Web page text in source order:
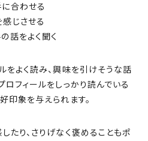
合わせる
じさせる
話をよく聞く
をよく読み、興味を引けそうな話
ロフィールをしっかり読んでいる
印象を与えられます。
たり、さりげなく褒めることもポ